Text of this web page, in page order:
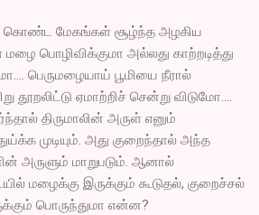
கொண்ட மேகங்கள் சூழ்ந்த அழகிய
பொழிவிக்குமா அல்லது காற்றடித்து
பெருமழையாய் பூமியை நீரால்
தூறலிட்டு ஏமாற்றிச் சென்று விடுமோ….
திருமாலின் அருள் எனும்
முடியும். அது குறைந்தால் அந்த
அருளும் மாறுபடும். ஆனால்
மழைக்கு இருக்கும் கூடுதல், குறைச்சல்
பொருந்துமா என்ன?